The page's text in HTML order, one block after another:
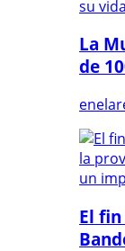
La
de
El